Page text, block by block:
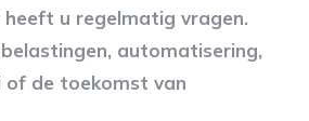
heeft u regelmatig vragen.
automatisering,
of de toekomst van